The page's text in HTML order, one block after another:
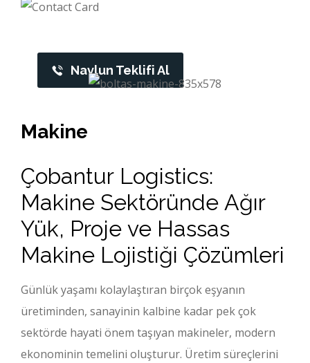
Navlun Teklifi Al
Makine​
Çobantur Logistics:
Makine Sektöründe Ağır
Yük, Proje ve Hassas
Makine Lojistiği Çözümleri
Günlük yaşamı kolaylaştıran birçok eşyanın
üretiminden, sanayinin kalbine kadar pek çok
sektörde hayati önem taşıyan makineler, modern
ekonominin temelini oluşturur. Üretim süreçlerini